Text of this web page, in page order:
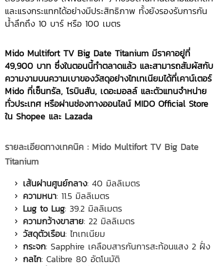
และแรงกระแทกได้อย่างมีประสิทธิภาพ ทั้งยังรองรับการกัน
น้ำลึกถึง 10 บาร์ หรือ 100 เมตร
Mido Multifort TV Big Date Titanium มีราคาอยู่ที่
49,900 บาท ซึ่งในตอนนี้ทำตลาดแล้ว และสามารถสัมผัสกับ
ความงามบนความเบาของวัสดุอย่างไทเทเนียมได้ที่เคาน์เตอร์
Mido ที่เซ็นทรัล, โรบินสัน, เดอะมอลล์ และตัวแทนจำหน่าย
ทั่วประเทศ หรือผ่านช่องทางออนไลน์ MIDO Official Store
ใน Shopee และ Lazada
รายละเอียดทางเทคนิค : Mido Multifort TV Big Date
Titanium
เส้นผ่านศูนย์กลาง: 40 มิลลิเมตร
ความหนา: 11.5 มิลลิเมตร
Lug to Lug: 39.2 มิลลิเมตร
ความกว้างขาสาย: 22 มิลลิเมตร
วัสดุตัวเรือน: ไทเทเนียม
กระจก: Sapphire เคลือบสารกันการสะท้อนแสง 2 ฝั่ง
กลไก: Calibre 80 อัตโนมัติ